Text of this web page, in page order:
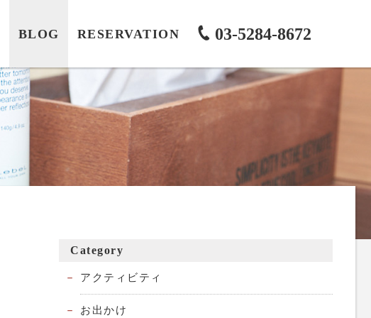
BLOG RESERVATION 03-5284-8672
Category
アクティビティ
お出かけ